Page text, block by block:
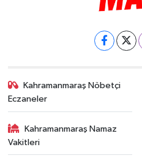
Kahramanmaraş Nöbetçi
Eczaneler
Kahramanmaraş Namaz
Vakitleri